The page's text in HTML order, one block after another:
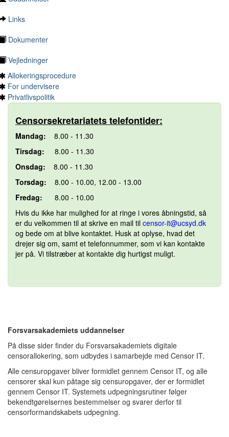
Links
Dokumenter
Vejledninger
Allokeringsprocedure
For undervisere
Privatlivspolitik
Censorsekretariatets telefontider:
Mandag:
8.00 - 11.30
Tirsdag:
8.00 - 11.30
Onsdag: 8.00 - 11.30
Torsdag:
8.00 - 10.00, 12.00 - 13.00
Fredag: 8.00 - 10.00
Hvis du ikke har mulighed for at ringe i vores åbningstid, så
er du velkommen til at skrive en mail til censor-it@ucsyd.dk
og bede om at blive kontaktet. Husk at oplyse, hvad det
drejer sig om, samt et telefonnummer, som vi kan kontakte
jer på. Vi tilstræber at kontakte dig hurtigst muligt.
Forsvarsakademiets uddannelser
På disse sider finder du Forsvarsakademiets digitale
censorallokering, som udbydes i samarbejde med Censor IT.
Alle censuropgaver bliver formidlet gennem Censor IT, og alle
censorer skal kun påtage sig censuropgaver, der er formidlet
gennem Censor IT. Systemets udpegningsrutiner følger
bekendtgørelsernes bestemmelser og svarer derfor til
censorformandskabets udpegning.